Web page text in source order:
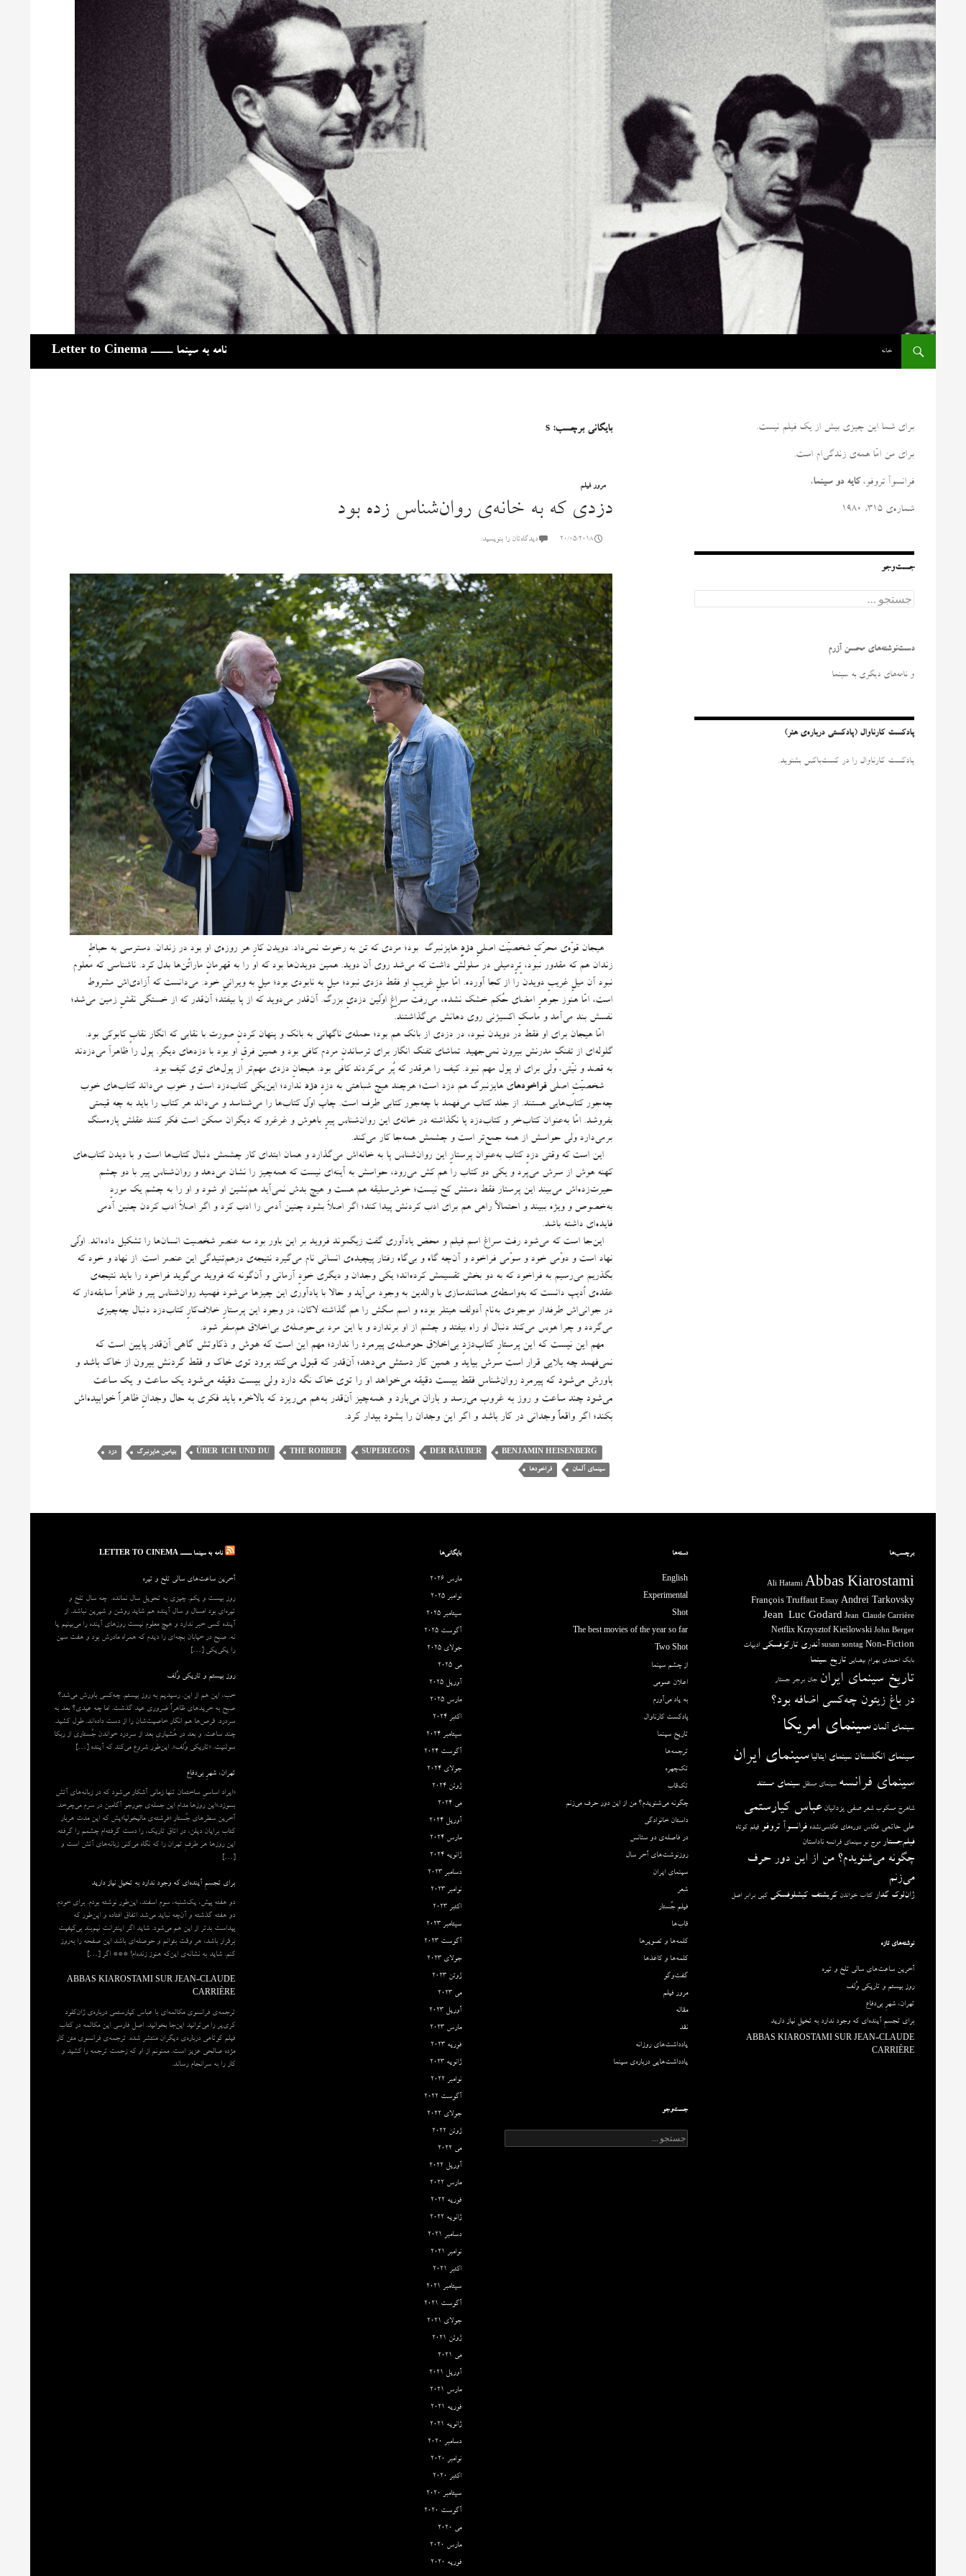
نامه به سینما ـــــ Letter to Cinema
خانه
بایگانی برچسب: s
مرور فیلم
دزدی که به خانه‌ی روان‌شناس زده بود
20/05/2018 دیدگاه‌تان را بنویسید:
هیجان قوّه‌ی محرّکِ شخصیّت اصلیِدزدِهایزنبرگ بود؛ مردی که تن به رخوت نمی‌داد. دویدن کارِ هر روزه‌ی او بود در زندان. دسترسی به حیاطِ
زندان هم که مقدور نبود، تِرِدمیلی در سلولش داشت که می‌شد روی آن دوید.همین دویدن‌ها بود که او را به قهرمانِ ماراتُن‌ها بدل کرد. ناشناسی‌ که معلوم
نبود آن میلِ غریبِ دویدن را از کجا آورده. امّا میلِ غریبِ او فقط دزدی نبود؛ میلِ به نابودی بود؛ میلِ به ویرانیِ خود. می‌دانست که آزادی‌اش مشروط
است، امّا هنوز جوهرِ امضای حُکم خشک نشده، می‌رفت سراغِ اوّلین دزدیِ بزرگ. آن‌قدر می‌دوید که از پا بیفتد؛ آن‌قدر که از خستگی نقشِ زمین می‌شد؛
نفسش بند می‌آمد و ماسکِ اکسیژنی روی دهانش می‌گذاشتند.
امّا هیجان برای او فقط در دویدن نبود، در دزدی از بانک هم بود؛ حمله‌ی ناگهانی به بانک و پنهان‌ کردنِ صورت با نقابی که انگار نقابِ کابوکی‌ بود.
گلوله‌ای از تفنگِ مدرنش بیرون نمی‌جهید. تماشای تفنگ انگار برای ترساندنِ مردم کافی‌ بود و همین فرقِ او بود با دزدهای دیگر . پول را ظاهراً می‌دزدند
به قصد و نیّتی، ولی برای او پول مهم نبود. کیف را هرقدر که پُر می‌کردند کافی‌ بود.هیجانِ دزدی مهم‌تر از پول‌های توی کیف بود.
شخصیّتِ اصلیفراخودهای هایزنبرگ هم دزد است؛ هرچند هیچ شباهتی به دزدِدزد ندارد؛ این‌یکی کتاب‌دزد است و خوب می‌داند کتاب‌های خوب
چه‌جور کتاب‌هایی هستند. از جلد کتاب می‌فهمد با چه‌جور کتابی طرف است. چاپ اوّل کتاب‌ها را می‌شناسد و می‌داند هر کتاب را باید به چه قیمتی
بفروشد. امّا به‌عنوان کتاب‌خر و کتاب‌دزد پا نگذاشته در خانه‌ی این روان‌شناس پیرِ باهوش و غرغرو که دیگران ممکن است فکر کنند عقلش پاره‌سنگ
برمی‌دارد ولی حواسش از همه جمع‌تر است و چشمش همه‌جا کار می‌کند.
این است که وقتی دزدِ کتاب به‌عنوان پرستارِ این روان‌شناس پا به خانه‌اش می‌گذارد و همان ابتدای کار چشمش دنبال کتاب‌ها است و با دیدن کتاب‌های
کهنه هوش از سرش می‌پرد و یکی دو کتاب را هم کش می‌رود، حواسش به آینه‌ای نیست که همه‌چیز را نشان می‌دهد و روان‌شناس پیر با دو چشم
حیرت‌زده‌اش می‌بیند این پرستار فقط دستش کج نیست؛ خوش‌سلیقه هم هست و هیچ بدش نمی‌آید هم‌نشین او شود و او را به چشم یک موردِ
به‌خصوص و ویژه ببیند و احتمالاً راهی هم برای ادب کردنش پیدا کند؛ اگر اصلاً بشود چنین آدمی را ادب کرد و اگر اصلاً ادب کردن چنین آدمی
فایده‌ای داشته باشد.
این‌جا است که می‌شود رفت سراغ اسم فیلم و محض یادآوری گفت زیگموند فروید بر این باور بود سه عنصر شخصیت انسان‌ها را تشکیل داده‌اند. اوّلی
نهاد است و دوّمی خود و سوّمی فراخود و آن‌چه گاه و بی‌گاه رفتار پیچیده‌ی انسانی نام می‌گیرد نتیجه‌ی درهم‌تنیدگی این عنصر است. از نهاد و خود که
بگذریم می‌رسیم به فراخود که به دو بخش تقسیمش کرده‌اند؛ یکی وجدان و دیگری خودِ آرمانی و آن‌گونه که فروید می‌گوید فراخود را باید نتیجه‌ی
عقده‌ی اُدیپ دانست که به‌واسطه‌ی همانندسازی با والدین به وجود می‌آید و حالا با یادآوری این چیزها می‌شود فهمید روان‌شناس پیر و ظاهراً سابقه‌دار که
در جوانی‌اش طرفدار موجودی به‌نام آدولف هیتلر بوده و اسم سگش را هم گذاشته لاکان، در وجود این پرستارِ خلاف‌کارِ کتاب‌دزد دنبال چه‌چیزی
می‌گردد و چرا هوس می‌کند دنبال او راه بیفتد و چشم از او برندارد و با این مرد بی‌حوصله‌ی بی‌اخلاق هم‌سفر شود.
مهم این نیست که این پرستارِ کتاب‌دزدِ بی‌اخلاق حوصله‌ی پیرمرد را ندارد؛ مهم این است که هوش و ذکاوتش گاهی آن‌قدر پایین است که
نمی‌فهمد چه بلایی قرار است سرش بیاید و همین کار دستش می‌دهد؛ آن‌قدر که قبول می‌کند برود توی خاک و فقط گردنش بیرون از خاک باشد و
باورش می‌شود که پیرمرد روان‌شناس فقط بیست دقیقه می‌خواهد او را توی خاک نگه دارد ولی بیست دقیقه می‌شود یک ساعت و یک ساعت
می‌شود چند ساعت و روز به غروب می‌رسد و باران می‌بارد و همه‌چیز آن‌قدر به‌هم‌ می‌ریزد که بالاخره باید فکری به حال وجدانِ ظاهراً خوابیده‌اش
بکند؛ اگر واقعاً وجدانی در کار باشد و اگر این وجدان را بشود بیدار کرد.
BENJAMIN HEISENBERG
DER RÄUBER
SUPEREGOS
THE ROBBER
ÜBER-ICH UND DU بنیامین هایزنبرگ دزد
سینمای آلمان فراخودها
برای شما این چیزی بیش از یک فیلم نیست.
برای من امّا همه‌ی زندگی‌ام است.
فرانسوآ تروفو، کایه دو سینما،
شماره‌ی ۳۱۵، ۱۹۸۰
جست‌وجو
ج
س
و
ر
دست‌نوشته‌های محسن آزرم
و نامه‌‌های دیگری به سینما
پادکست کارناوال (پادکستی درباره‌ی هنر)
پادکست کارناوال را در کست‌باکس بشنوید.
برچسب‌ها
Abbas Kiarostami
Ali Hatami
Andrei Tarkovsky
Essay
François Truffaut
Jean-Claude Carrière
Jean-Luc Godard
John Berger
Krzysztof Kieślowski
Netflix
Non-Fiction
susan sontag آندری تارکوفسکی ادبیات
بابک احمدی بهرام بیضایی تاریخ سینما
تاریخ سینمای ایران جان برجر جستار
در باغ زیتون چه‌کسی اضافه بود؟
سینمای آلمان سینمای امریکا
سینمای انگلستان سینمای ایتالیا سینمای ایران
سینمای فرانسه سینمای مستقل سینمای مستند
شاهرخ مسکوب شعر صفی یزدانیان عباس کیارستمی
علی حاتمی عکاس دوره‌های عکاسی‌نشده فرانسوآ تروفو فیلم کوتاه
فیلم‌جستار موج نو سینمای فرانسه ناداستان
چگونه می‌شنویدم؟ من از این دور حرف
می‌زنم
ژان‌لوک گدار کتاب خواندن کریشتف کیشلوفسکی کپی برابر اصل
دسته‌ها
English
Experimental
Shot
The best movies of the year so far
Two Shot
از چشم سینما
اعلان عمومی
به یاد می‌آورم
پادکست کارناوال
تاریخ سینما
ترجمه‌ها
تک‌چهره
تک‌قاب
چگونه می‌شنویدم؟ من از این دور حرف می‌زنم
داستان خانوادگی
در فاصله‌ی دو سئانس
روزنوشت‌های آخر سال
سینمای ایران
شعر
فیلم جُستار
قاب‌ها
کلمه‌ها و تصویرها
کلمه‌ها و کاغذها
گفت‌وگو
مرور فیلم
مقاله‌
نقد
یادداشت‌های روزانه
یادداشت‌هایی درباره‌ی سینما
بایگانی‌ها
مارس 2026
نوامبر 2025
سپتامبر 2025
آگوست 2025
جولای 2025
می 2025
آوریل 2025
مارس 2025
اکتبر 2024
سپتامبر 2024
آگوست 2024
جولای 2024
ژوئن 2024
می 2024
آوریل 2024
مارس 2024
ژانویه 2024
دسامبر 2023
نوامبر 2023
اکتبر 2023
سپتامبر 2023
آگوست 2023
جولای 2023
ژوئن 2023
می 2023
آوریل 2023
مارس 2023
فوریه 2023
ژانویه 2023
نوامبر 2022
آگوست 2022
جولای 2022
ژوئن 2022
می 2022
آوریل 2022
مارس 2022
فوریه 2022
ژانویه 2022
دسامبر 2021
نوامبر 2021
اکتبر 2021
سپتامبر 2021
آگوست 2021
جولای 2021
ژوئن 2021
می 2021
آوریل 2021
مارس 2021
فوریه 2021
ژانویه 2021
دسامبر 2020
نوامبر 2020
اکتبر 2020
سپتامبر 2020
آگوست 2020
می 2020
مارس 2020
فوریه 2020
نامه به سینما ـــــ LETTER TO CINEMA
آخرین ساعت‌های سالی تلخ و تیره
روزِ بیست و یکم. چیزی به تحویل سال نمانده. چه سال تلخ و
تیره‌ای بود امسال و سال آینده هم شاید روشن و شیرین نباشد. از
آینده کسی خبر ندارد و هیچ معلوم نیست روزهای آینده را می‌بینیم یا
نه. صبح در خیابان بچه‌ای را دیدم که همراه مادرش بود و هفت سین
را یکی‌یکی […]
روز بیستم و تاریکی وُلف
خب، این هم از این. رسیدیم به روز بیستم. چه‌کسی باورش می‌شد؟
صبح به خریدهای ظاهراً ضروری عید گذشت. اما چه عیدی؟ بعد به
سردرد. قرص‌ها هم انگار خاصیت‌شان را از دست داده‌اند. طول کشید.
چند ساعت. و بعد در هُشیاریِ بعد از سردرد خواندن جُستاری از ربکا
سولنیت. «تاریکی وُلف». این‌طور شروع می‌‌کند که آینده […]
تهران، شهرِ بی‌دفاع
«ایراد اساسیِ ساختمان تنها زمانی آشکار می‌شود که در زبانه‌‌های آتش
بسوزد.»این روزها مدام این جمله‌ی جورجو آگامبن در سرم می‌چرخد.
آخرین سطرهای جُستارِ «فرشته‌ی مالیخولیا»یش که این مدت هربار
کتاب برایان دیلن، در اتاق تاریک، را دست گرفته‌ام چشمم را گرفته.
این روزها هر طرفِ تهران را که نگاه می‌کنی زبانه‌های آتش است و
[…]
برای تجسمِ آینده‌ای که وجود ندارد به تخیل نیاز دارید
دو هفته پیش، یک‌شنبه، سوم اسفند، این‌طور نوشته بودم. برای خودم.
دو هفته گذشته و آن‌چه نباید می‌شد اتفاق افتاده و این‌طور که
پیداست بدتر از این هم می‌شود. شاید اگر اینترانتِ نیم‌بندِ بی‌کیفیت
برقرار باشد، هر وقت بتوانم و حوصله‌ای باشد این صفحه را به‌روز
کنم. شاید به نشانه‌ی این‌که هنوز زنده‌ام! *** اگر […]
ABBAS KIAROSTAMI SUR JEAN-CLAUDE
CARRIÈRE
ترجمه‌ی فرانسوی مکالمه‌ای با عباس کیارستمی درباره‌ی ژان‌کلود
کری‌یر را می‌توانید این‌جا بخوانید. اصل فارسی این مکالمه در کتاب
فیلم کوتاهی درباره‌ی دیگران منتشر شده. ترجمه‌ی فرانسوی متن کار
مژده صالحی عزیز است. ممنونم از او که زحمت ترجمه را کشید و
کار را به سرانجام رساند.
نوشته‌های تازه
آخرین ساعت‌های سالی تلخ و تیره
روز بیستم و تاریکی وُلف
تهران، شهرِ بی‌دفاع
برای تجسمِ آینده‌ای که وجود ندارد به تخیل نیاز دارید
ABBAS KIAROSTAMI SUR JEAN-CLAUDE
CARRIÈRE
جست‌وجو
ج
س